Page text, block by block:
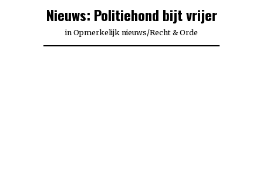
Nieuws: Politiehond bijt vrijer
in Opmerkelijk nieuws/Recht & Orde